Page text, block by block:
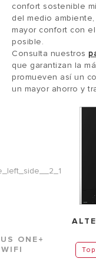
confort sostenible
del medio
mayor confort con
posible.
Consulta nuestros
que garantizan la
promueven así un
un mayor ahorro y
ONE+
WIFI